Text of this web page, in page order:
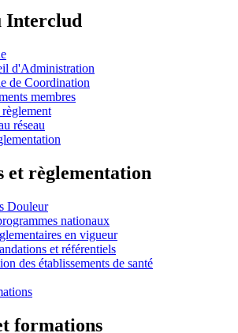
Interclud
d'Administration
de Coordination
membres
règlement
réseau
et règlementation
Douleur
nationaux
en vigueur
et référentiels
des établissements de santé
formations